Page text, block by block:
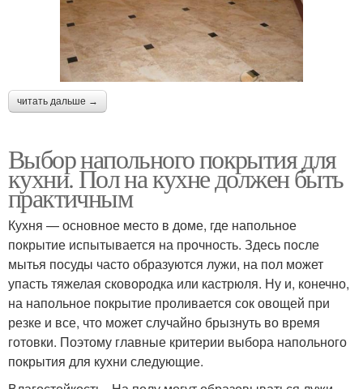
читать дальше →
Выбор напольного покрытия для
кухни. Пол на кухне должен быть
практичным
Кухня — основное место в доме, где напольное
покрытие испытывается на прочность. Здесь после
мытья посуды часто образуются лужи, на пол может
упасть тяжелая сковородка или кастрюля. Ну и, конечно,
на напольное покрытие проливается сок овощей при
резке и все, что может случайно брызнуть во время
готовки. Поэтому главные критерии выбора напольного
покрытия для кухни следующие.